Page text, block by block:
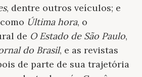
, dentre outros veículos; e
Última hora, o
de O Estado de São Paulo,
do Brasil, e as revistas
de parte de sua trajetória